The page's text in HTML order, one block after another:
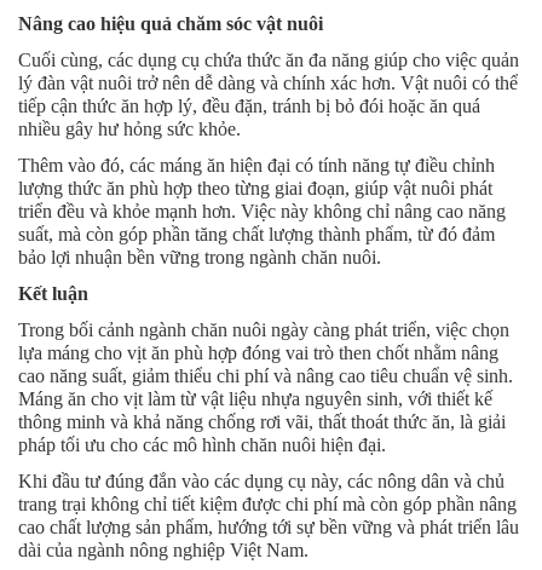
Nâng cao hiệu quả chăm sóc vật nuôi
Cuối cùng, các dụng cụ chứa thức ăn đa năng giúp cho việc quản
lý đàn vật nuôi trở nên dễ dàng và chính xác hơn. Vật nuôi có thể
tiếp cận thức ăn hợp lý, đều đặn, tránh bị bỏ đói hoặc ăn quá
nhiều gây hư hỏng sức khỏe.
Thêm vào đó, các máng ăn hiện đại có tính năng tự điều chỉnh
lượng thức ăn phù hợp theo từng giai đoạn, giúp vật nuôi phát
triển đều và khỏe mạnh hơn. Việc này không chỉ nâng cao năng
suất, mà còn góp phần tăng chất lượng thành phẩm, từ đó đảm
bảo lợi nhuận bền vững trong ngành chăn nuôi.
Kết luận
Trong bối cảnh ngành chăn nuôi ngày càng phát triển, việc chọn
lựa máng cho vịt ăn phù hợp đóng vai trò then chốt nhằm nâng
cao năng suất, giảm thiểu chi phí và nâng cao tiêu chuẩn vệ sinh.
Máng ăn cho vịt làm từ vật liệu nhựa nguyên sinh, với thiết kế
thông minh và khả năng chống rơi vãi, thất thoát thức ăn, là giải
pháp tối ưu cho các mô hình chăn nuôi hiện đại.
Khi đầu tư đúng đắn vào các dụng cụ này, các nông dân và chủ
trang trại không chỉ tiết kiệm được chi phí mà còn góp phần nâng
cao chất lượng sản phẩm, hướng tới sự bền vững và phát triển lâu
dài của ngành nông nghiệp Việt Nam.